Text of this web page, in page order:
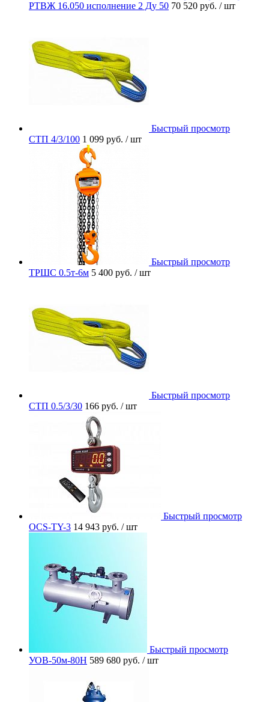
РТВЖ 16.050 исполнение 2 Ду 50 70 520 руб. / шт
Быстрый просмотр
СТП 4/3/100 1 099 руб. / шт
Быстрый просмотр
ТРШС 0.5т-6м 5 400 руб. / шт
Быстрый просмотр
СТП 0.5/3/30 166 руб. / шт
Быстрый просмотр
OCS-TY-3 14 943 руб. / шт
Быстрый просмотр
УОВ-50м-80Н 589 680 руб. / шт